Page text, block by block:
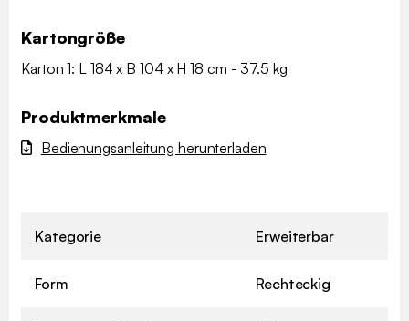
Kartongröße
Karton 1: L 184 x B 104 x H 18 cm - 37.5 kg
Produktmerkmale
Bedienungsanleitung herunterladen
Kategorie Erweiterbar
Form Rechteckig